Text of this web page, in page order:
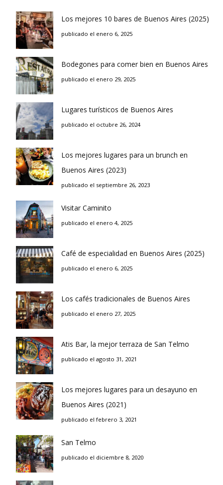
Los mejores 10 bares de Buenos Aires (2025)
publicado el enero 6, 2025
Bodegones para comer bien en Buenos Aires
publicado el enero 29, 2025
Lugares turísticos de Buenos Aires
publicado el octubre 26, 2024
Los mejores lugares para un brunch en
Buenos Aires (2023)
publicado el septiembre 26, 2023
Visitar Caminito
publicado el enero 4, 2025
Café de especialidad en Buenos Aires (2025)
publicado el enero 6, 2025
Los cafés tradicionales de Buenos Aires
publicado el enero 27, 2025
Atis Bar, la mejor terraza de San Telmo
publicado el agosto 31, 2021
Los mejores lugares para un desayuno en
Buenos Aires (2021)
publicado el febrero 3, 2021
San Telmo
publicado el diciembre 8, 2020